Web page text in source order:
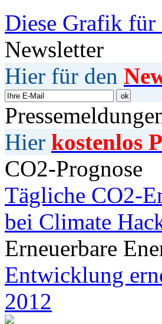
Diese Grafik für
Newsletter
Hier für den
Hier kostenlos
CO2-Prognose
Tägliche CO2-
bei Climate
Erneuerbare
Entwicklung
2012